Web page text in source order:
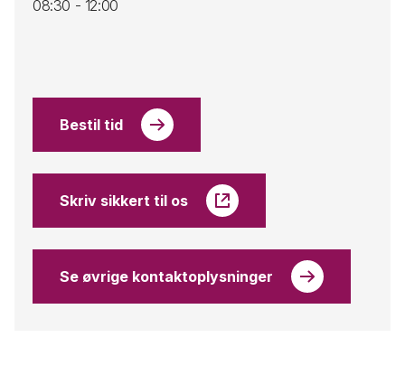
08:30 - 12:00
Bestil tid
Skriv sikkert til os
Se øvrige kontaktoplysninger